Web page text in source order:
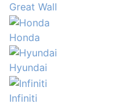
Great Wall
Honda
Hyundai
Infiniti